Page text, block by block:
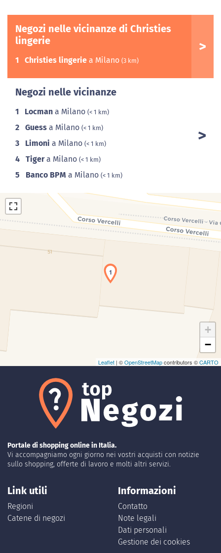
Negozi nelle vicinanze di Christies
lingerie
1 Christies lingerie a Milano (3 km)
Negozi nelle vicinanze
1 Locman a Milano (< 1 km)
2 Guess a Milano (< 1 km)
3 Limoni a Milano (< 1 km)
4 Tigera Milano (< 1 km)
5 Banco BPM a Milano (< 1 km)
Caricamento della carta in corso...
1
+
−
Leaflet | ©OpenStreetMapcontributors ©CARTO
Portale di shopping online in Italia.
Vi accompagniamo ogni giorno nei vostri acquisti con notizie
sullo shopping, offerte di lavoro e molti altri servizi.
Link utili
Regioni
Catene di negozi
Informazioni
Contatto
Note legali
Dati personali
Gestione dei cookies